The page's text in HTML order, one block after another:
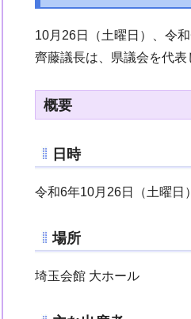
10月26日（土曜日）、令
齊藤議長は、県議会を代表
概要
日時
令和6年10月26日（土曜日
場所
埼玉会館 大ホール